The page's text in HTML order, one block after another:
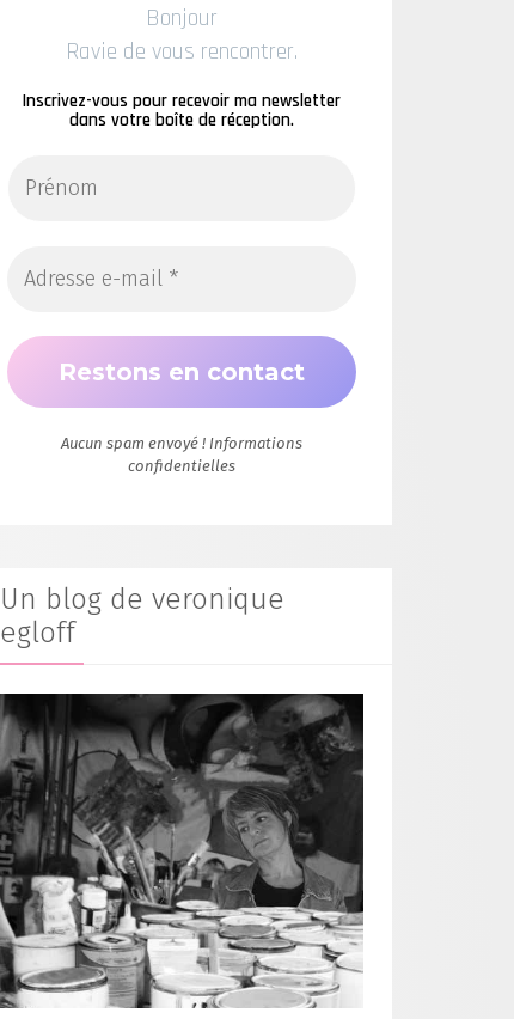
Bonjour
Ravie de vous rencontrer.
Inscrivez-vous pour recevoir ma newsletter
dans votre boîte de réception.
Aucun spam envoyé ! Informations
confidentielles
Un blog de veronique
egloff